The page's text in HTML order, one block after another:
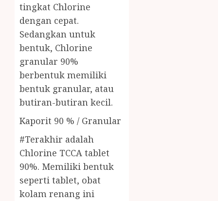
tingkat Chlorine
dengan cepat.
Sedangkan untuk
bentuk, Chlorine
granular 90%
berbentuk memiliki
bentuk granular, atau
butiran-butiran kecil.
Kaporit 90 % / Granular
#Terakhir adalah
Chlorine TCCA tablet
90%. Memiliki bentuk
seperti tablet, obat
kolam renang ini